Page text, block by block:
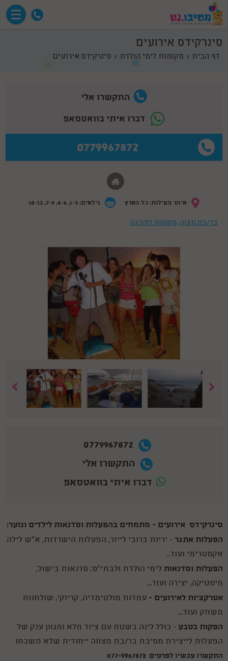
סינרקידס אירועים
דף הבית מקומות לימי הולדת סינרקידס אירועים
התקשרו אלי
דברו איתי בוואטסאפ
0779967872
איזור פעילות: כל הארץ גילאים: 1-3, 4-6, 7-9, 10-13
בר/בת מצוה, מקומות לחגיגה
0779967872
התקשרו אלי
דברו איתי בוואטסאפ
סינרקידס אירועים - מתמחים בהפעלות וסדנאות לילדים ונוער:
הפעלות אתגר - יריות ברובי לייזר, הפעלות הישרדות, א"ש לילה
אקסטרימי ועוד..
הפעלות וסדנאות לימי הולדת ולבתי"ס: סדנאות בישול,
מיסטיקה, יצירה ועוד...
אטרקציות לאירועים - עמדות מולטימדיה, קריוקי, שולחנות
משחק ועוד...
הפקות בטבע - כולל לינה בשטח עם ציוד מלא ומגוון ענק של
הפעלות לייצירת מסיבת בר/בת מצווה ייחודית שלא תשכחו
התקשרו עכשיו לפרטים 077-9967872